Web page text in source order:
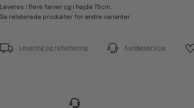
Leveres i flere farver og i højde 75cm.
Se relaterede produkter for andre varianter
Levering og returnering Kundeservice